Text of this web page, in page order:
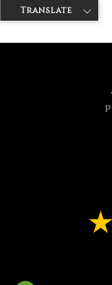
神戸牛ダイヤ > 神戸牛
Translate